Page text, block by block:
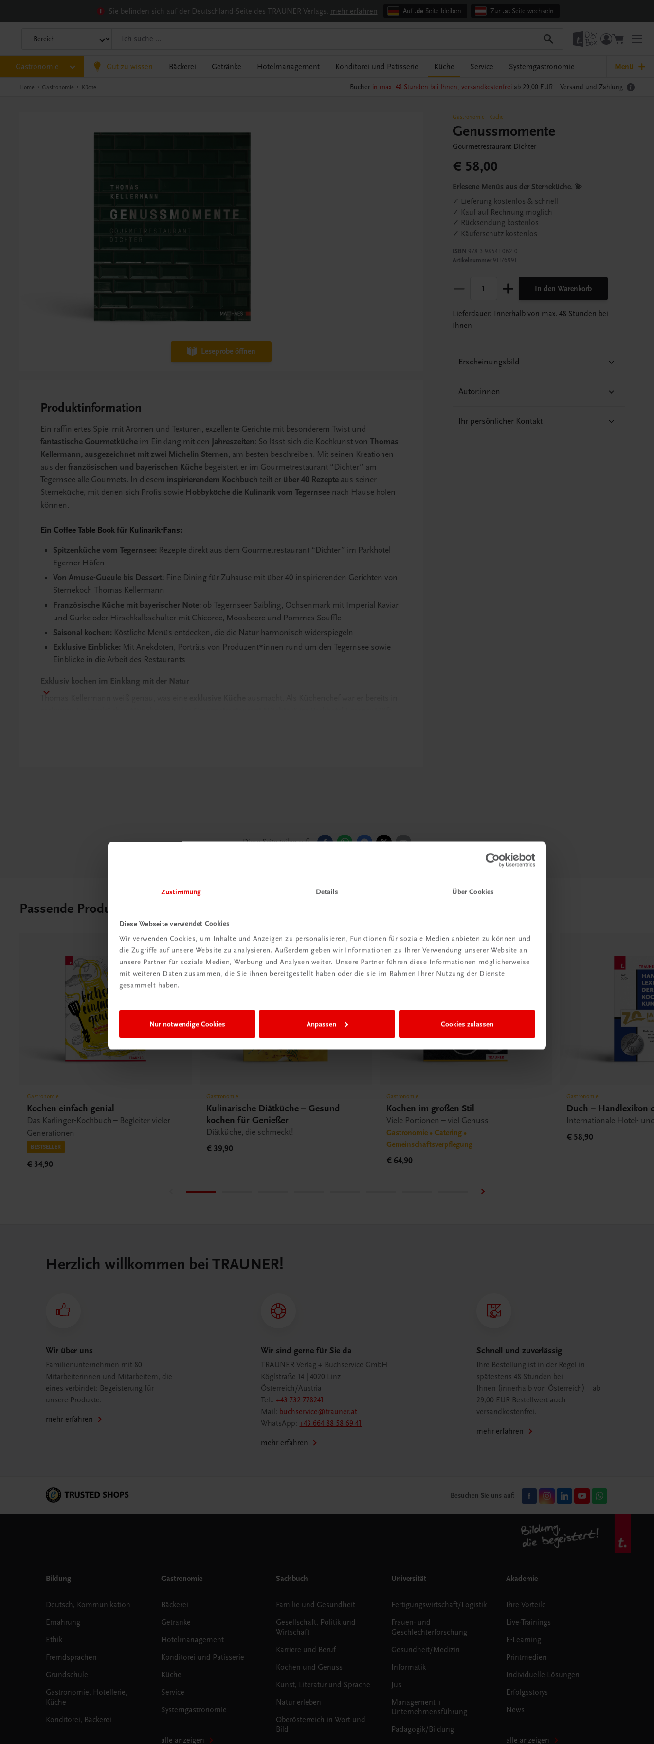
Zustimmung Details Über Cookies
Diese Webseite verwendet Cookies
Wir verwenden Cookies, um Inhalte und Anzeigen zu personalisieren, Funktionen für soziale Medien anbieten zu können und
die Zugriffe auf unsere Website zu analysieren. Außerdem geben wir Informationen zu Ihrer Verwendung unserer Website an
unsere Partner für soziale Medien, Werbung und Analysen weiter. Unsere Partner führen diese Informationen möglicherweise
mit weiteren Daten zusammen, die Sie ihnen bereitgestellt haben oder die sie im Rahmen Ihrer Nutzung der Dienste
gesammelt haben.
Nur notwendige Cookies Anpassen Cookies zulassen
Sie befinden sich auf der Deutschland-Seite des TRAUNER Verlags. mehr erfahren Auf .de Seite bleiben Zur .atSeite wechseln
Gastronomie Gut zu wissen Bäckerei Getränke Hotelmanagement Konditorei und Patisserie Küche Service Systemgastronomie Menü
Home Gastronomie Küche Bücher in max. 48 Stunden bei Ihnen, versandkostenfrei ab 29,00 EUR – Versand und Zahlung
Gastronomie - Küche
Genussmomente
Gourmetrestaurant Dichter
Leseprobe öffnen
€ 58,00
Erlesene Menüs aus der Sterneküche. 💫
✓ Lieferung kostenlos & schnell
✓ Kauf auf Rechnung möglich
✓ Rücksendung kostenlos
✓ Käuferschutz kostenlos
ISBN 978-3-98541-062-0
Artikelnummer91176991
In den Warenkorb
Lieferdauer: Innerhalb von max. 48 Stunden bei
Ihnen
Erscheinungsbild
Autor:innen
Ihr persönlicher Kontakt
Produktinformation
Ein raffiniertes Spiel mit Aromen und Texturen, exzellente Gerichte mit besonderem Twist und
fantastische Gourmetküche im Einklang mit den Jahreszeiten: So lässt sich die Kochkunst vonThomas
Kellermann, ausgezeichnet mit zwei Michelin Sternen, am besten beschreiben. Mit seinen Kreationen
aus derfranzösischen und bayerischen Küche begeistert er im Gourmetrestaurant “Dichter” am
Tegernsee alle Gourmets. In diesem inspirierendem Kochbuch teilt er über 40 Rezepte aus seiner
Sterneküche, mit denen sich Profis sowie Hobbyköche die Kulinarik vom Tegernsee nach Hause holen
können.
Ein Coffee Table Book für Kulinarik-Fans:
Spitzenküche vom Tegernsee: Rezepte direkt aus dem Gourmetrestaurant “Dichter” im Parkhotel
Egerner Höfen
Von Amuse-Gueule bis Dessert: Fine Dining für Zuhause mit über 40 inspirierenden Gerichten von
Sternekoch Thomas Kellermann
Französische Küche mit bayerischer Note: ob Tegernseer Saibling, Ochsenmark mit Imperial Kaviar
und Gurke oder Hirschkalbschulter mit Chicoree, Moosbeere und Pommes Souffle
Saisonal kochen: Köstliche Menüs entdecken, die die Natur harmonisch widerspiegeln
Exklusive Einblicke: Mit Anekdoten, Porträts von Produzent*innen rund um den Tegernsee sowie
Einblicke in die Arbeit des Restaurants
Exklusiv kochen im Einklang mit der Natur
Thomas Kellermann weiß genau, was eine
Diese Seite teilen auf:
Passende Produkte
Gastronomie
Kochen einfach genial
Das Karlinger-Kochbuch – Begleiter vieler
Generationen
BESTSELLER
€ 34,90
Gastronomie
Kulinarische Diätküche – Gesund
kochen für Genießer
Diätküche, die schmeckt!
€ 39,90
Gastronomie
Kochen im großen Stil
Viele Portionen – viel Genuss
Gastronomie • Catering •
Gemeinschaftsverpflegung
€ 64,90
Gastronomie
Duch – Handlexikon
Internationale Hotel-
€ 58,90
Herzlich willkommen bei TRAUNER!
Wir über uns
Familienunternehmen mit 80
Mitarbeiterinnen und Mitarbeitern, die
eines verbindet: Begeisterung für
unsere Produkte.
mehr erfahren
Wir sind gerne für Sie da
TRAUNER Verlag + Buchservice GmbH
Köglstraße 14 | 4020 Linz
Österreich/Austria
Tel.:+43 732 778241
Mail: buchservice@trauner.at
WhatsApp:+43 664 88 58 69 41
mehr erfahren
Schnell und zuverlässig
Ihre Bestellung ist in der Regel in
spätestens 48 Stunden bei
Ihnen (innerhalb von Österreich) – ab
29,00 EUR Bestellwert auch
versandkostenfrei.
mehr erfahren
Besuchen Sie uns auf:
Bildung
Deutsch, Kommunikation
Ernährung
Ethik
Fremdsprachen
Grundschule
Gastronomie, Hotellerie,
Küche
Konditorei, Bäckerei
Gastronomie
Bäckerei
Getränke
Hotelmanagement
Konditorei und Patisserie
Küche
Service
Systemgastronomie
alle anzeigen
Sachbuch
Familie und Gesundheit
Gesellschaft, Politik und
Wirtschaft
Karriere und Beruf
Kochen und Genuss
Kunst, Literatur und Sprache
Natur erleben
Oberösterreich in Wort und
Bild
Universität
Fertigungswirtschaft/Logistik
Frauen- und
Geschlechterforschung
Gesundheit/Medizin
Informatik
Jus
Management +
Unternehmensführung
Pädagogik/Bildung
Akademie
Ihre Vorteile
Live-Trainings
E-Learning
Printmedien
Individuelle Lösungen
Erfolgsstorys
News
alle anzeigen